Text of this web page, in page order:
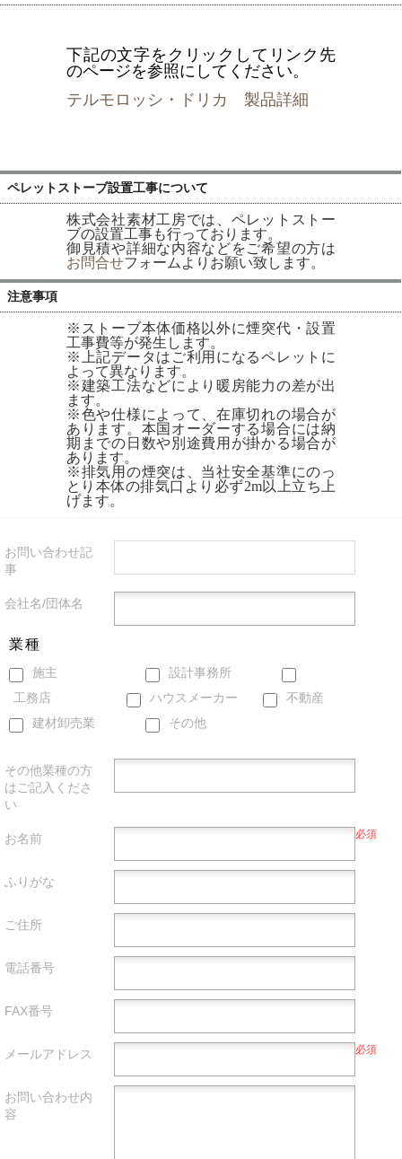
下記の文字をクリックしてリンク先
のページを参照にしてください。
テルモロッシ・ドリカ 製品詳細
ペレットストーブ設置工事について
株式会社素材工房では、ペレットストー
ブの設置工事も行っております。
御見積や詳細な内容などをご希望の方は
お問合せフォームよりお願い致します。
注意事項
※ストーブ本体価格以外に煙突代・設置
工事費等が発生します。
※上記データはご利用になるペレットに
よって異なります。
※建築工法などにより暖房能力の差が出
ます。
※色や仕様によって、在庫切れの場合が
あります。本国オーダーする場合には納
期までの日数や別途費用が掛かる場合が
あります。
※排気用の煙突は、当社安全基準にのっ
とり本体の排気口より必ず2m以上立ち上
げます。
お問い合わせ記
事
会社名/団体名
業種
施主
設計事務所
工務店
ハウスメーカー
不動産
建材卸売業
その他
その他業種の方
はご記入くださ
い
お名前 必須
ふりがな
ご住所
電話番号
FAX番号
メールアドレス 必須
お問い合わせ内
容